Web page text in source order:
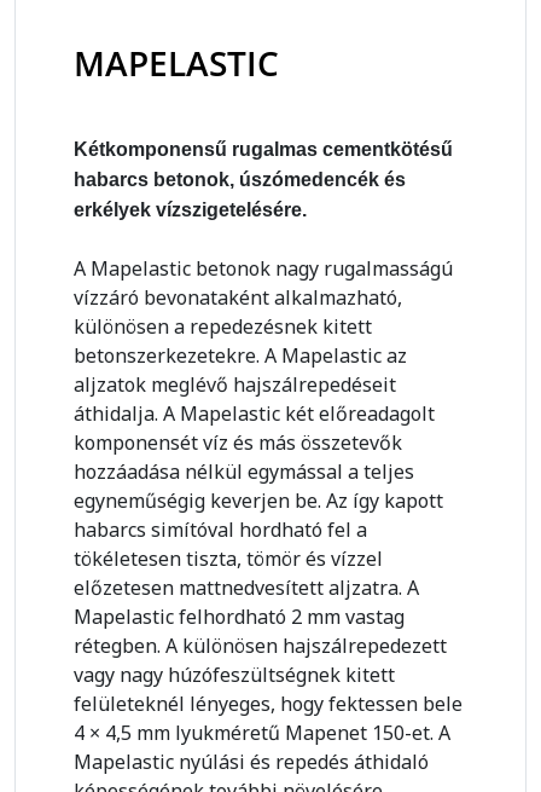
MAPELASTIC
Kétkomponensű rugalmas cementkötésű
habarcs betonok, úszómedencék és
erkélyek vízszigetelésére.
A Mapelastic betonok nagy rugalmasságú
vízzáró bevonataként alkalmazható,
különösen a repedezésnek kitett
betonszerkezetekre. A Mapelastic az
aljzatok meglévő hajszálrepedéseit
áthidalja. A Mapelastic két előreadagolt
komponensét víz és más összetevők
hozzáadása nélkül egymással a teljes
egyneműségig keverjen be. Az így kapott
habarcs simítóval hordható fel a
tökéletesen tiszta, tömör és vízzel
előzetesen mattnedvesített aljzatra. A
Mapelastic felhordható 2 mm vastag
rétegben. A különösen hajszálrepedezett
vagy nagy húzófeszültségnek kitett
felületeknél lényeges, hogy fektessen bele
4 × 4,5 mm lyukméretű Mapenet 150-et. A
Mapelastic nyúlási és repedés áthidaló